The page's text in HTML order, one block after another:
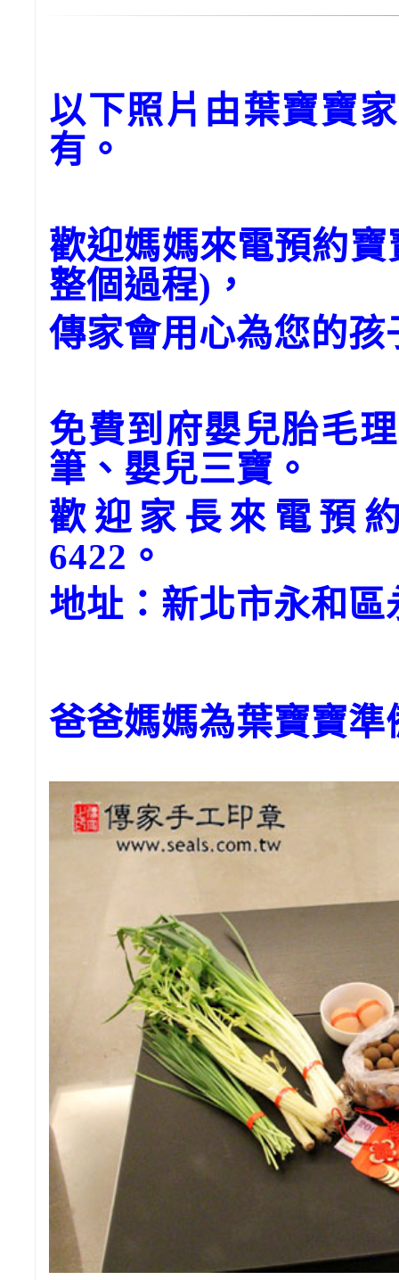
以下照片由葉寶寶
有。
歡迎媽媽來電預約
整個過程)，
傳家會用心為您的
免費到府嬰兒胎毛
筆、嬰兒三寶。
歡迎家長來電預
6422。
地址：新北市永和區
爸爸媽媽為葉寶寶